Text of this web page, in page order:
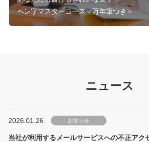
ペン字マスターコース＜万年筆つき＞
ニュース
2026.01.26 お知らせ
当社が利用するメールサービスへの不正アク